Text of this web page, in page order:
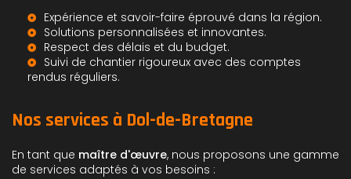
Expérience et savoir-faire éprouvé dans la région.
Solutions personnalisées et innovantes.
Respect des délais et du budget.
Suivi de chantier rigoureux avec des comptes
rendus réguliers.
Nos services à Dol-de-Bretagne
En tant que maître d'œuvre, nous proposons une gamme
de services adaptés à vos besoins :